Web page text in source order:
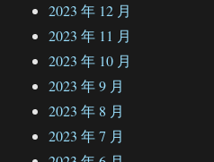
2023 年 12 月
2023 年 11 月
2023 年 10 月
2023 年 9 月
2023 年 8 月
2023 年 7 月